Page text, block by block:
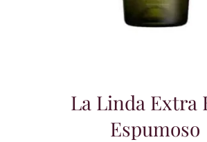
La Linda Extra
Espumoso